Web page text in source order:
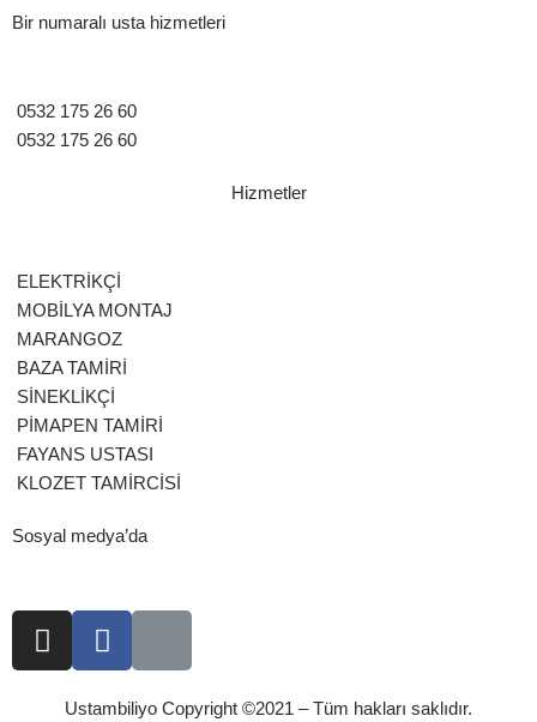
Bir numaralı usta hizmetleri
0532 175 26 60
0532 175 26 60
Hizmetler
ELEKTRİKÇİ
MOBİLYA MONTAJ
MARANGOZ
BAZA TAMİRİ
SİNEKLİKÇİ
PİMAPEN TAMİRİ
FAYANS USTASI
KLOZET TAMİRCİSİ
Sosyal medya’da
Ustambiliyo Copyright ©2021 – Tüm hakları saklıdır.